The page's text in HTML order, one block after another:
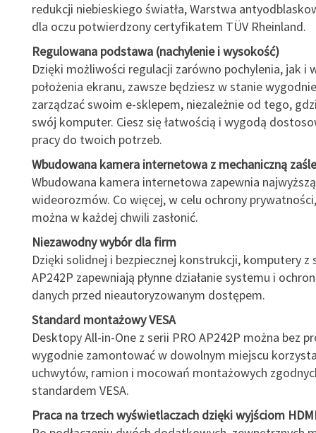
redukcji niebieskiego światła, Warstwa
dla oczu potwierdzony certyfikatem TÜV Rheinland.
Regulowana podstawa (nachylenie i wysokość)
Dzięki możliwości regulacji zarówno pochylenia, jak i
położenia ekranu, zawsze będziesz w stanie
zarządzać swoim e-sklepem, niezależnie od tego,
swój komputer. Ciesz się łatwością i wygodą
pracy do twoich potrzeb.
Wbudowana kamera internetowa z mechaniczną
Wbudowana kamera internetowa zapewnia
wideorozmów. Co więcej, w celu ochrony
można w każdej chwili zasłonić.
Niezawodny wybór dla firm
Dzięki solidnej i bezpiecznej konstrukcji, komputery z
AP242P zapewniają płynne działanie systemu i
danych przed nieautoryzowanym dostępem.
Standard montażowy VESA
Desktopy All-in-One z serii PRO AP242P można bez
wygodnie zamontować w dowolnym miejscu
uchwytów, ramion i mocowań montażowych
standardem VESA.
Praca na trzech wyświetlaczach dzięki wyjściom